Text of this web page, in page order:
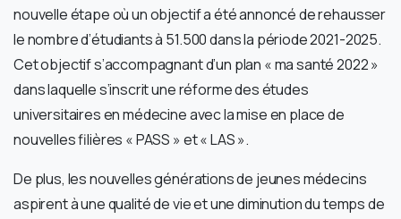
nouvelle étape où un objectif a été annoncé de rehausser
le nombre d’étudiants à 51.500 dans la période 2021-2025.
Cet objectif s’accompagnant d’un plan « ma santé 2022 »
dans laquelle s’inscrit une réforme des études
universitaires en médecine avec la mise en place de
nouvelles filières « PASS » et « LAS ».
De plus, les nouvelles générations de jeunes médecins
aspirent à une qualité de vie et une diminution du temps de